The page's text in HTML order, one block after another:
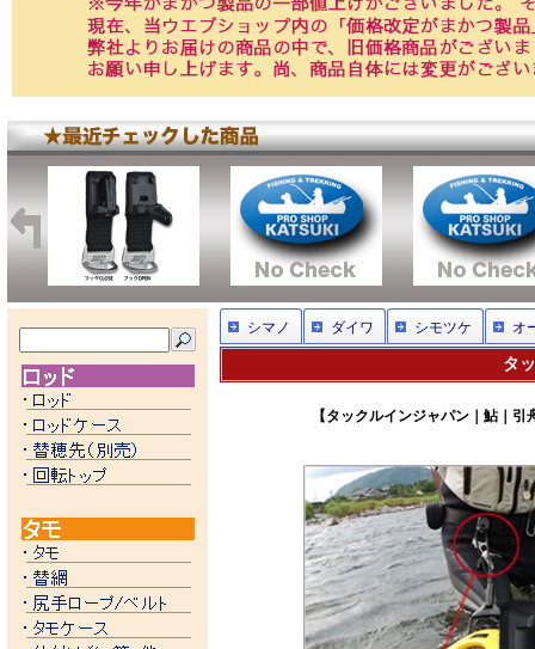
シマノ ダイワ シモツケ オ
タ
【タックルインジャパン｜鮎｜